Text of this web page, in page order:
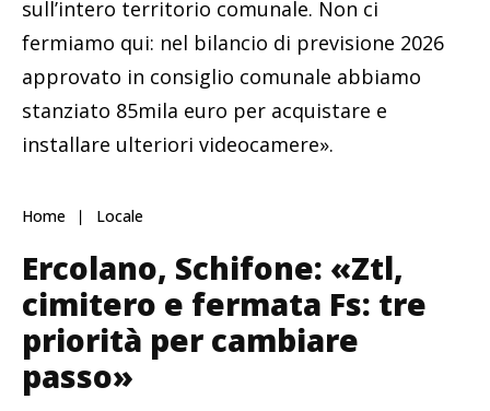
sull’intero territorio comunale. Non ci
fermiamo qui: nel bilancio di previsione 2026
approvato in consiglio comunale abbiamo
stanziato 85mila euro per acquistare e
installare ulteriori videocamere».
Home Locale
Ercolano, Schifone: «Ztl,
cimitero e fermata Fs: tre
priorità per cambiare
passo»